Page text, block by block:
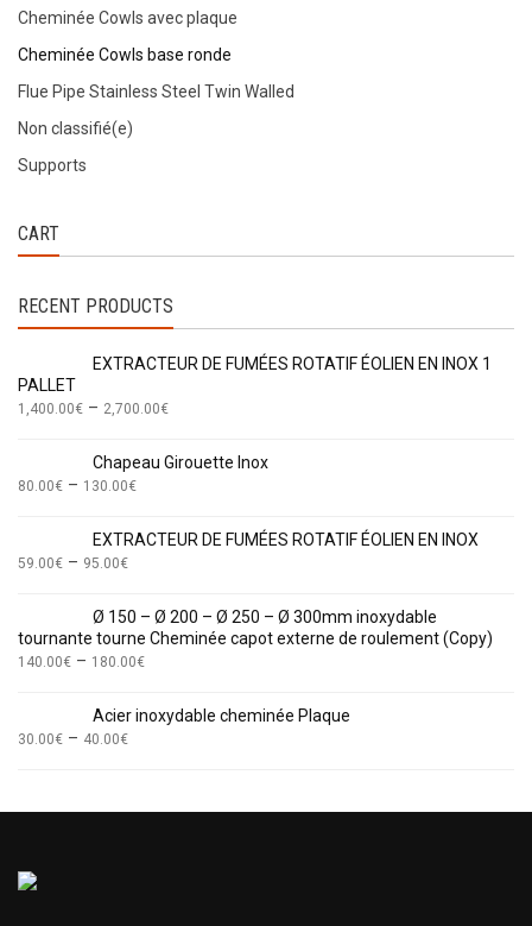
Cheminée Cowls avec plaque
Cheminée Cowls base ronde
Flue Pipe Stainless Steel Twin Walled
Non classifié(e)
Supports
CART
RECENT PRODUCTS
EXTRACTEUR DE FUMÉES ROTATIF ÉOLIEN EN INOX 1
PALLET
1,400.00€ – 2,700.00€
Chapeau Girouette Inox
80.00€ – 130.00€
EXTRACTEUR DE FUMÉES ROTATIF ÉOLIEN EN INOX
59.00€ – 95.00€
Ø 150 – Ø 200 – Ø 250 – Ø 300mm inoxydable
tournante tourne Cheminée capot externe de roulement (Copy)
140.00€ – 180.00€
Acier inoxydable cheminée Plaque
30.00€ – 40.00€